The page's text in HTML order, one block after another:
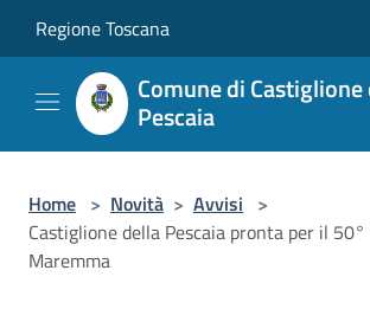
Regione Toscana
Comune di
Pescaia
Home > Novità > Avvisi >
Castiglione della Pescaia pronta per il 50°
Maremma